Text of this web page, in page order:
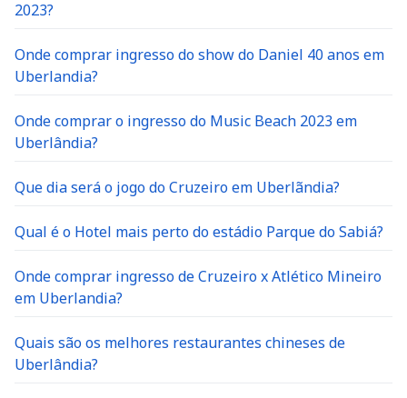
2023?
Onde comprar ingresso do show do Daniel 40 anos em
Uberlandia?
Onde comprar o ingresso do Music Beach 2023 em
Uberlândia?
Que dia será o jogo do Cruzeiro em Uberlãndia?
Qual é o Hotel mais perto do estádio Parque do Sabiá?
Onde comprar ingresso de Cruzeiro x Atlético Mineiro
em Uberlandia?
Quais são os melhores restaurantes chineses de
Uberlândia?